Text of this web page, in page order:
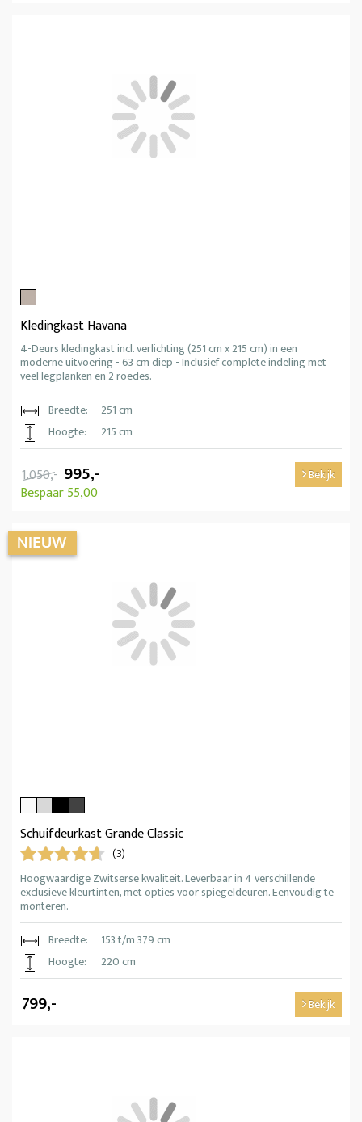
Kledingkast Havana
4-Deurs kledingkast incl. verlichting (251 cm x 215 cm) in een
moderne uitvoering - 63 cm diep - Inclusief complete indeling met
veel legplanken en 2 roedes.
Breedte:
251 cm
Hoogte:
215 cm
1.050,- 995,-
Bespaar 55,00
Bekijk
Schuifdeurkast Grande Classic
(3)
Hoogwaardige Zwitserse kwaliteit. Leverbaar in 4 verschillende
exclusieve kleurtinten, met opties voor spiegeldeuren. Eenvoudig te
monteren.
Breedte:
153 t/m 379 cm
Hoogte:
220 cm
799,- Bekijk